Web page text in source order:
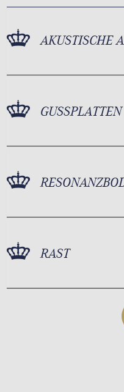
AKUSTISCHE
GUSSPLATTEN
RAST